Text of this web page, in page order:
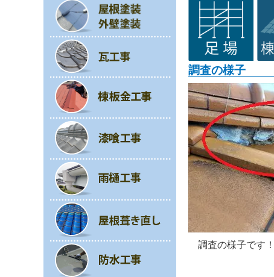
調査の様子
調査の様子です！